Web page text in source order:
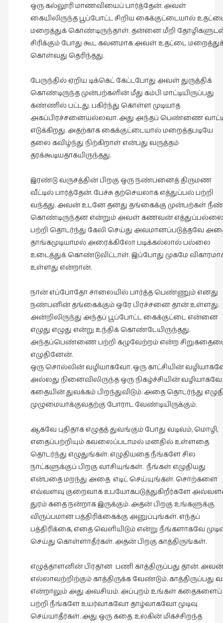
ஒரு கல்லூரி மாணவியைப் பார்த்தேன். அவள்
கையிலிருந்த பூப்போட்ட சிறிய கைக்குட்டையால்
மறைத்துக் கொண்டிருந்தாள். தன்னை மீறி
சிரிக்கும் போது கூட கவனமாக அவள் உதட்டை
கொள்வது தெரிந்தது.
பேருந்தில் ஏறிய டிக்கெட் கேட்டபோது அவள் துருத்திக்
கொண்டிருந்த முன்பற்களின் மீது கம்பி மாட்டியிருப்பது
கண்ணில் பட்டது. பகிர்ந்து கொள்ள முடியாத
அகப்பிரச்சனையல்லவா. அது அந்தப் பெண்ணை
எடுக்கிறது. அதற்காக கைக்குட்டையால் மறைத்தபடியே
தலை கவிழ்ந்து நிற்கிறாள் என்பது வருத்தம்
தரக்கூடியதாகயிருந்தது.
இரண்டு வருசத்தின் பிறகு ஒரு நண்பனைத் திருமண
வீட்டில் பார்த்தேன். பேச்சு தற்செயலாக எத்துப்பல் பற்றி
வந்தது. அவன் உடனே தனது தங்கைக்கு முன்பற்கள்
கொண்டிருந்தன என்றும் அவள் கணவன்
பற்றி தொடர்ந்து கேலி செய்து அவமானப்படுத்தவே
தாங்கமுடியாமல் அரைக்கிலோ படிக்கல்லால் பல்லை
உடைத்துக் கொண்டுவிட்டாள். இப்போது முகமே
உள்ளது என்றான்.
நான் எப்போதோ சாலையில் பார்த்த பெண்ணும் எனது
நண்பனின் தங்கைக்கும் ஒரே பிரச்சனை தான் உள்ளது.
அன்றிலிருந்து அந்தப் பூப்போட்ட கைக்குட்டை என்னை
எழுது எழுது என்று உந்திக் கொண்டேயிருந்தது.
அந்தப்பெண்ணை பற்றி கழுவேற்றம் என்ற
எழுதினேன்.
ஒரு சொல்லின் வழியாகவோ. ஒரு காட்சியின்
அல்லது நினைவிலிருந்த ஒரு நிகழ்ச்சியின் வழியாகவே
கதையின் துவக்கம் பிறந்துவிடும். அதை தொடர்ந்து
முழுமையாக்குவதற்கு போராட வேண்டியிருக்கும்.
ஆகவே புதிதாக எழுதத் துவங்கும் போது வடிவம், மொழி,
எதைப்பற்றியும் கவலைப்படாமல் மனதில் உள்ளதை
தொடர்ந்து எழுதுங்கள். எழுதியதை நீங்களே சில
நாட்களுக்குப் பிறகு வாசியுங்கள். நீங்கள் எழுதியது
என்பதை மறந்து அதை எடிட் செய்யுங்கள். சொற்களை
எவ்வளவு குறைவாக உபயோகபடுத்துகிறீர்களே
துரம் கதை நன்றாக இருக்கும். அதன் பிறகு உங்களுக்கு
விருப்பமான பத்திரிக்கைக்கு அனுப்புங்கள். எந்தப்
பத்திரிக்கை, எதை வெளியிடும் என்று நீங்களாகவே
செய்து கொள்ளாதீர்கள். அதன் பிறகு காத்திருங்கள்.
எழுத்தாளனின் பிரதான பணி காத்திருப்பது தான். அவன்
எல்லாவற்றிற்கும் காத்திருக்க வேண்டும். காத்திருப்பது
என்றாலும் அது அவசியம். அப்புறம் உங்கள் கதைகளைப்
பற்றி நீங்களே உயர்வாகவோ தாழ்வாகவோ முடிவு
செய்யாதீர்கள். அது ஒரு கதை. உலகின் மிகச்சிறந்த